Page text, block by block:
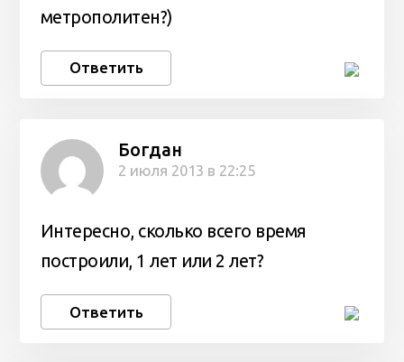
метрополитен?)
Ответить
Богдан
2 июля 2013 в 22:25
Интересно, сколько всего время
построили, 1 лет или 2 лет?
Ответить